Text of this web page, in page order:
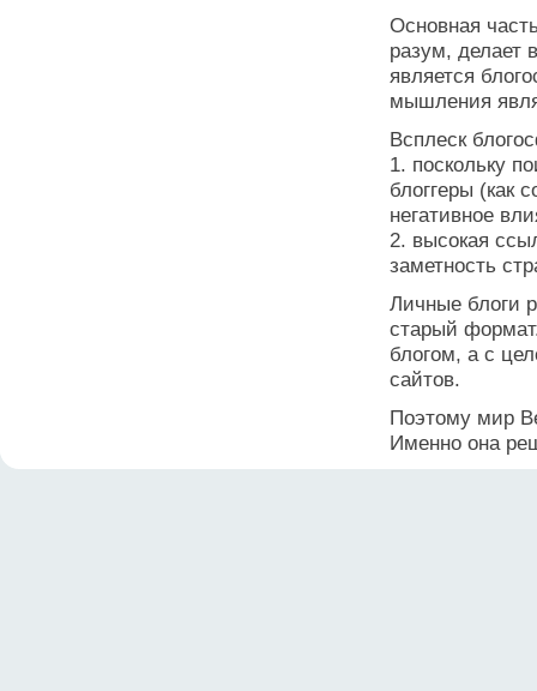
Основная
разум, делает
является
мышления
Всплеск
1. поскольку
блоггеры (как
негативное
2. высокая
заметность
Личные блоги
старый
блогом, а с
сайтов.
Поэтому мир
Именно она